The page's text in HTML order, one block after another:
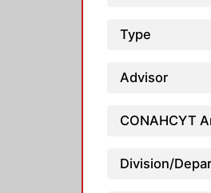
Type
Advisor
CONAHCYT
Division/